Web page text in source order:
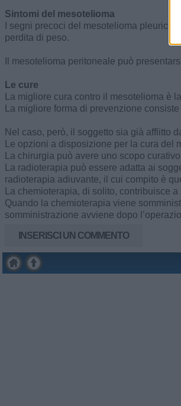
Sintomi del mesotelioma
I segni precoci del mesotelioma
perdita di peso.
Il mesotelioma peritoneale può
Le cure
La migliore cura contro il mesotelioma è
La migliore forma di prevenzione
Nel caso, però, il soggetto sia già afflitto
Le opzioni a disposizione per la cura
La chirurgia può avere uno scopo
La radioterapia può essere adatta ai
radioterapia adiuvante, il cui compito è
La chemioterapia, di solito, contribuisce
Quando la chemioterapia viene
somministrazione avviene dopo
INSERISCI UN COMMENTO